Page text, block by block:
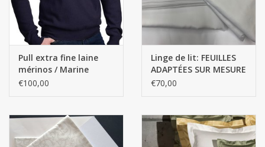
Pull extra fine laine
mérinos / Marine
€100,00
Linge de lit: FEUILLES
ADAPTÉES SUR MESURE
/ COULEURS SOLIDES
100% coton égyptien /
300 fils au pouce carré
€70,00